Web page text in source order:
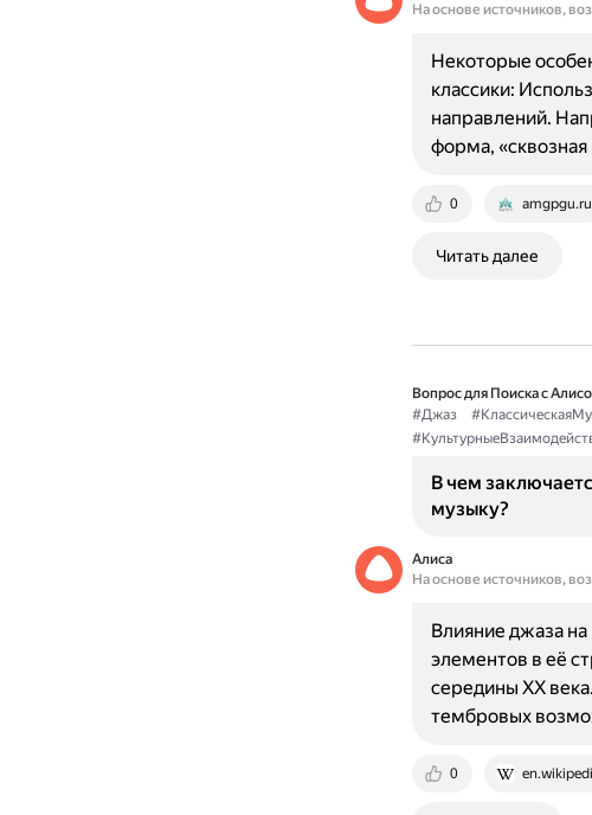
На основе источников,
0 amgpgu.ru
Некоторые
классики:
направлений.
форма,
Читать далее
Вопрос для Поиска с
#Джаз
В чем
музыку?
Алиса
На основе источников,
0
Влияние джаза
элементов в её
середины XX
тембровых